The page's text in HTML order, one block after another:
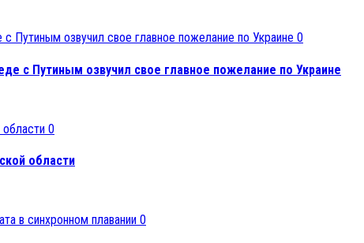
0
с Путиным озвучил свое главное пожелание по Украине
0
области
0